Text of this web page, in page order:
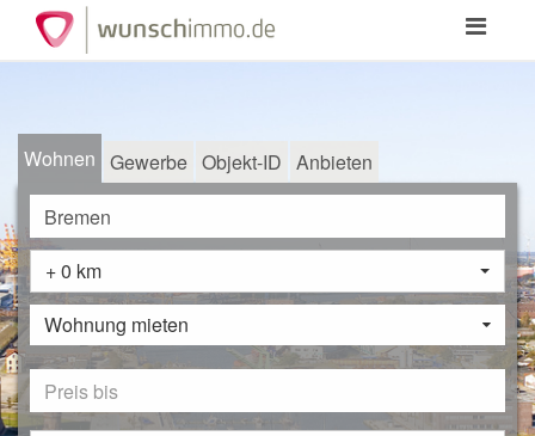
Toggle
Wohnen Gewerbe Objekt-ID Anbieten
+ 0 km
Wohnung mieten